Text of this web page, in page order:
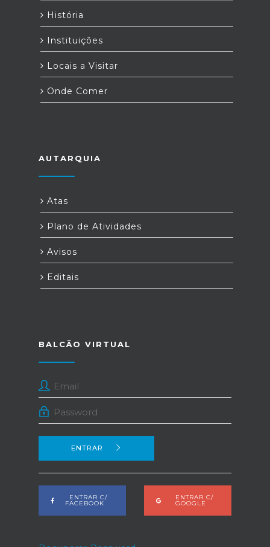
História
Instituições
Locais a Visitar
Onde Comer
AUTARQUIA
Atas
Plano de Atividades
Avisos
Editais
BALCÃO VIRTUAL
ENTRAR
ENTRAR C/
FACEBOOK
ENTRAR C/
GOOGLE